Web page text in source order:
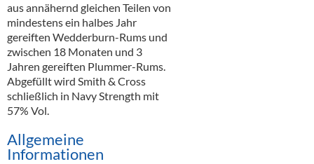
aus annähernd gleichen Teilen von
mindestens ein halbes Jahr
gereiften Wedderburn-Rums und
zwischen 18 Monaten und 3
Jahren gereiften Plummer-Rums.
Abgefüllt wird Smith & Cross
schließlich in Navy Strength mit
57% Vol.
Allgemeine
Informationen